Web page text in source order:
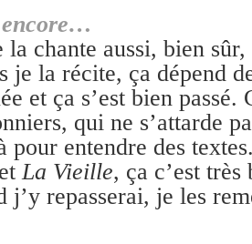
la chante aussi, bien
je la récite, ça dépend
et ça s’est bien passé.
qui ne s’attarde
pour entendre des
et La Vieille, ça c’est
j’y repasserai, je les